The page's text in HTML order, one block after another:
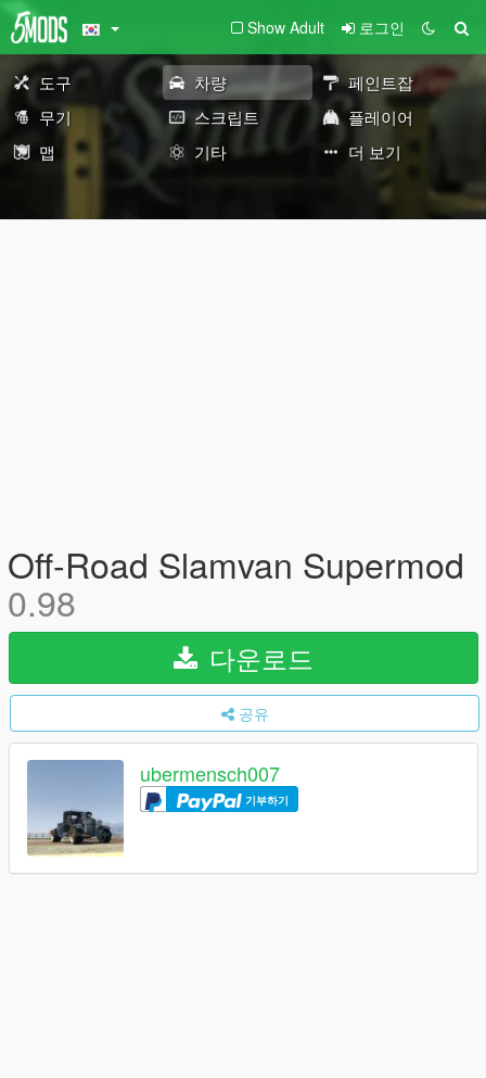
Show Adult 로그인
도구 차량
페인트잡
무기
스크립트
플레이어
맵
기타 더 보기
Off-Road Slamvan Supermod
0.98
다운로드
공유
ubermensch007
기부하기